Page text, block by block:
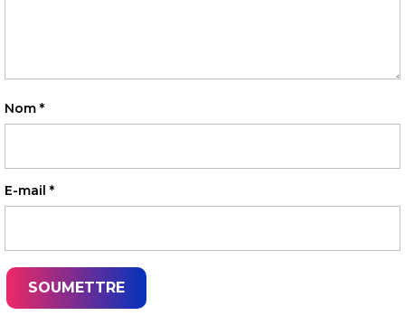
Nom *
E-mail *